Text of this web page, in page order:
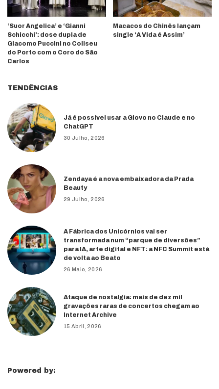
‘Suor Angelica’ e ‘Gianni
Schicchi’: dose dupla de
Giacomo Puccini no Coliseu
do Porto com o Coro do São
Carlos
Macacos do Chinês lançam
single ‘A Vida é Assim’
TENDÊNCIAS
Já é possível usar a Glovo no Claude e no
ChatGPT
30 Julho, 2026
Zendaya é a nova embaixadora da Prada
Beauty
29 Julho, 2026
A Fábrica dos Unicórnios vai ser
transformada num “parque de diversões”
para IA, arte digital e NFT: a NFC Summit está
de volta ao Beato
26 Maio, 2026
Ataque de nostalgia: mais de dez mil
gravações raras de concertos chegam ao
Internet Archive
15 Abril, 2026
Powered by: